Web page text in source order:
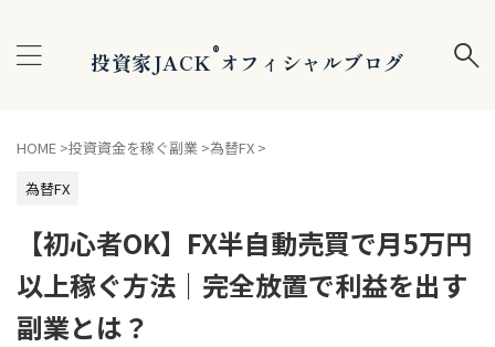
投資家JACK®オフィシャルブログ
HOME >投資資金を稼ぐ副業 >為替FX >
為替FX
【初心者OK】FX半自動売買で月5万円
以上稼ぐ方法｜完全放置で利益を出す
副業とは？